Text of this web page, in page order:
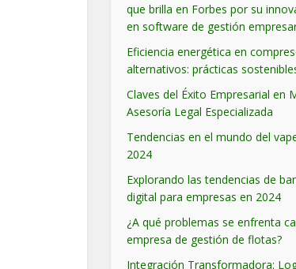
que brilla en Forbes por su
en software de gestión
Eficiencia energética en
alternativos: prácticas
Claves del Éxito Empresarial en
Asesoría Legal Especializada
Tendencias en el mundo del
2024
Explorando las tendencias de
digital para empresas en 2024
¿A qué problemas se enfrenta
empresa de gestión de flotas?
Integración Transformadora: